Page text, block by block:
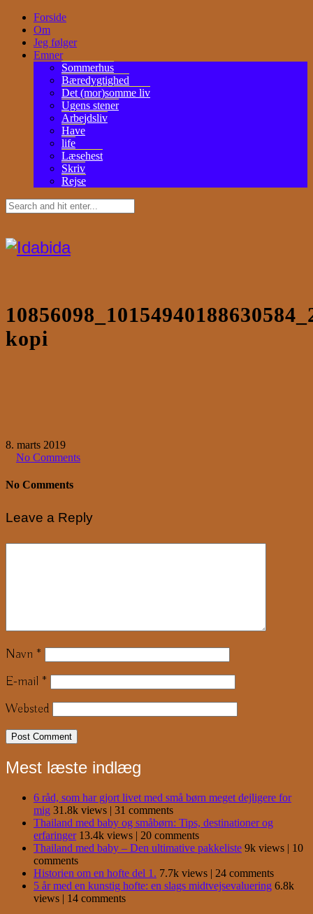
Forside
Om
Jeg følger
Emner
Sommerhus
Bæredygtighed
Det (mor)somme liv
Ugens stener
Arbejdsliv
Have
life
Læsehest
Skriv
Rejse
kopi
8. marts 2019
No Comments
No Comments
Leave a Reply
Navn *
E-mail *
Websted
Mest læste indlæg
6 råd, som har gjort livet med små børn meget dejligere for
mig 31.8k views | 31 comments
Thailand med baby og småbørn: Tips, destinationer og
erfaringer 13.4k views | 20 comments
Thailand med baby – Den ultimative pakkeliste 9k views | 10
comments
Historien om en hofte del 1. 7.7k views | 24 comments
5 år med en kunstig hofte: en slags midtvejsevaluering 6.8k
views | 14 comments